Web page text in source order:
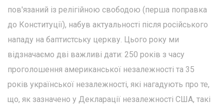
пов'язаний із релігійною свободою (перша поправка
до Конституції), набув актуальності після російського
нападу на баптистську церкву. Цього року ми
відзначаємо дві важливі дати: 250 років з часу
проголошення американської незалежності та 35
років української незалежності, які нагадують про те,
що, як зазначено у Декларації незалежності США, такі